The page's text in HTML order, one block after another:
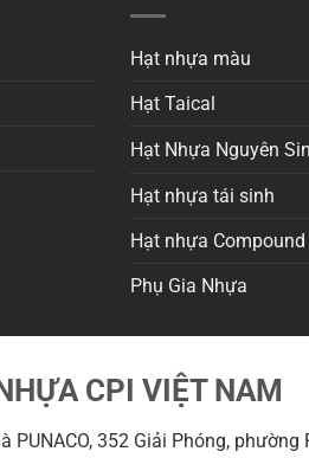
Hạt nhựa màu
Hạt Taical
Hạt Nhựa Nguyên
Hạt nhựa tái sinh
Hạt nhựa Compound
Phụ Gia Nhựa
CPI VIỆT NAM
PUNACO, 352 Giải Phóng,